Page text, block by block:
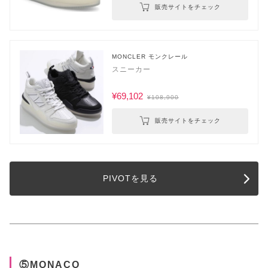
販売サイトをチェック
MONCLER モンクレール
スニーカー
¥69,102 ¥108,900
販売サイトをチェック
PIVOTを見る
⑤MONACO